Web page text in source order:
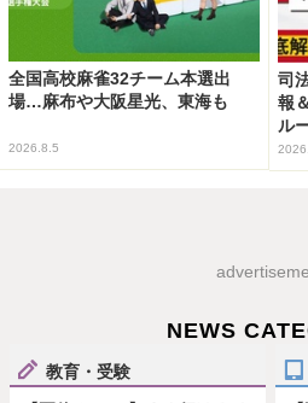
全国高校麻雀32チーム本選出
場…麻布や大阪星光、東海も
2026.8.5
司
報
ル
NEWS
教育・受験